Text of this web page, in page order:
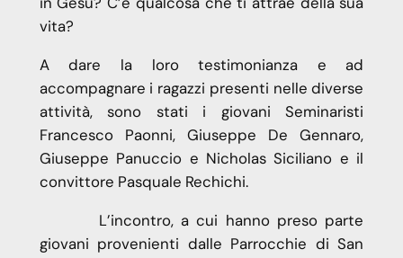
vita?
A dare la loro testimonianza e ad
accompagnare i ragazzi presenti nelle diverse
attività, sono stati i giovani Seminaristi
Francesco Paonni, Giuseppe De Gennaro,
Giuseppe Panuccio e Nicholas Siciliano e il
convittore Pasquale Rechichi.
L’incontro, a cui hanno preso parte
giovani provenienti dalle Parrocchie di San